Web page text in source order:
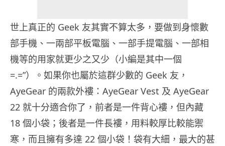
世上真正的 Geek 友其實不算太多，要做到身懷數
部手機、一兩部平板電腦、一部手提電腦、一部相
機等的用家就更少之又少（小編是其中一個
=.=”）。如果你也屬於這群少數的 Geek 友，
AyeGear 的兩款外褸：AyeGear Vest 及 AyeGear
22 就十分適合你了，前者是一件背心褸，但內藏
18 個小袋；後者是一件長褸，用料較厚比較能禦
寒，而且擁有多達 22 個小袋！袋有大細，最大的甚